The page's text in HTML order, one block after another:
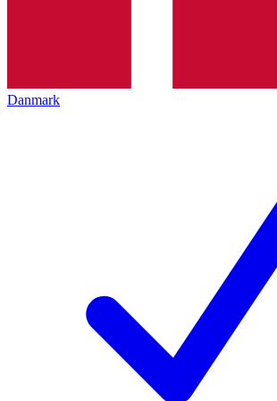
Danmark